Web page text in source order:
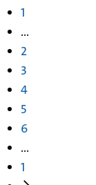
1
...
2
3
4
5
6
...
1